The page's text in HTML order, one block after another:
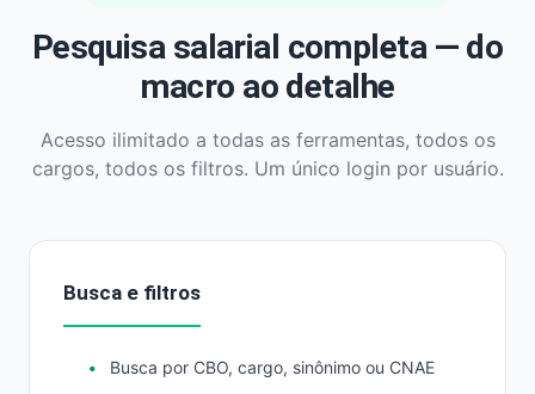
Pesquisa salarial completa — do
macro ao detalhe
Acesso ilimitado a todas as ferramentas, todos os
cargos, todos os filtros. Um único login por usuário.
Busca e filtros
Busca por CBO, cargo, sinônimo ou CNAE